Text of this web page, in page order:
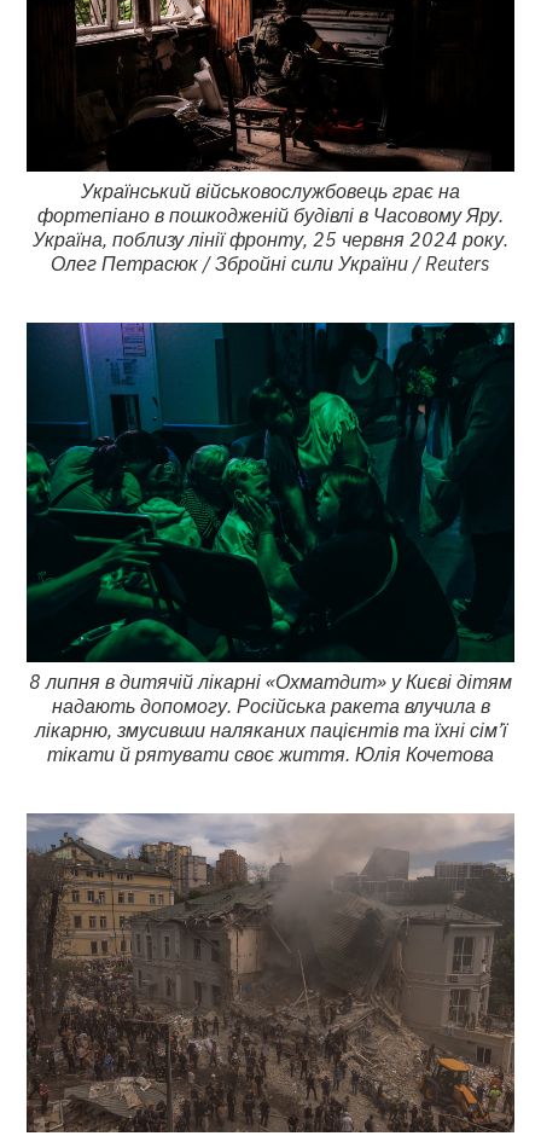
Український військовослужбовець грає на
фортепіано в пошкодженій будівлі в Часовому Яру.
Україна, поблизу лінії фронту, 25 червня 2024 року.
Олег Петрасюк / Збройні сили України / Reuters
8 липня в дитячій лікарні «Охматдит» у Києві дітям
надають допомогу. Російська ракета влучила в
лікарню, змусивши наляканих пацієнтів та їхні сім’ї
тікати й рятувати своє життя. Юлія Кочетова